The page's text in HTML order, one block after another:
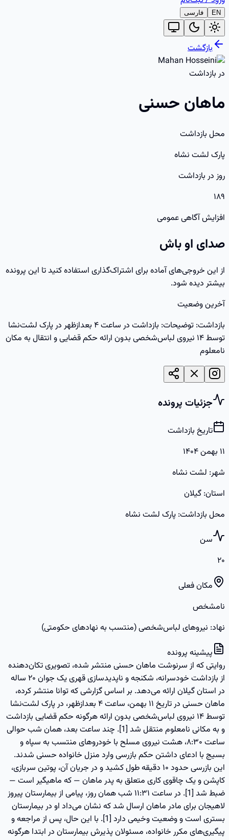
EN فارسی
بازگشت
در بازداشت
ماهان حسنی
محل بازداشت
پارک لشت نشاه
روز در بازداشت
۱۸۹
افزایش آگاهی عمومی
صدای او باش
از این خروجی‌های آماده برای اشتراک‌گذاری استفاده کنید تا این پرونده
بیشتر دیده شود.
آخرین وضعیت
بازداشت: توضیحات: بازداشت در ساعت ۴ بعدازظهر در پارک لشت‌نشا
توسط ۱۴ نیروی لباس‌شخصی بدون ارائه حکم قضایی و انتقال به مکان
نامعلوم
جزئیات پرونده
تاریخ بازداشت
۱۱ بهمن ۱۴۰۴
شهر: لشت نشاه
استان: گیلان
محل بازداشت: پارک لشت نشاه
سن
۲۰
مکان فعلی
نامشخص
نهاد: نیروهای لباس‌شخصی (منتسب به نهادهای حکومتی)
پیشینه پرونده
روایتی که از سرنوشت ماهان حسنی منتشر شده، تصویری تکان‌دهنده
از بازداشت خودسرانه، شکنجه و ناپدیدسازی قهری یک جوان ۲۰ ساله
در استان گیلان ارائه می‌دهد. بر اساس گزارشی که توانا منتشر کرده،
ماهان حسنی در تاریخ ۱۱ بهمن، ساعت ۴ بعدازظهر، در پارک لشت‌نشا
توسط ۱۴ نیروی لباس‌شخصی بدون ارائه هرگونه حکم قضایی بازداشت
و به مکانی نامعلوم منتقل شد [1]. چند ساعت بعد، همان شب حوالی
ساعت ۸:۳۰، هشت نیروی مسلح با خودروهای منتسب به سپاه و
بسیج با ادعای داشتن حکم بازرسی وارد منزل خانواده حسنی شدند.
این بازرسی حدود ۱۰ دقیقه طول کشید و در جریان آن، پوتین سربازی،
کاپشن و یک چاقوی کاری متعلق به پدر ماهان — که ماهیگیر است —
ضبط شد [1]. در ساعت ۱۱:۳۱ شب همان روز، پیامی از بیمارستان پیروز
لاهیجان برای مادر ماهان ارسال شد که نشان می‌داد او در بیمارستان
بستری است و وضعیت وخیمی دارد [1]. با این حال، پس از مراجعه و
پیگیری‌های مکرر خانواده، مسئولان پذیرش بیمارستان در ابتدا هرگونه